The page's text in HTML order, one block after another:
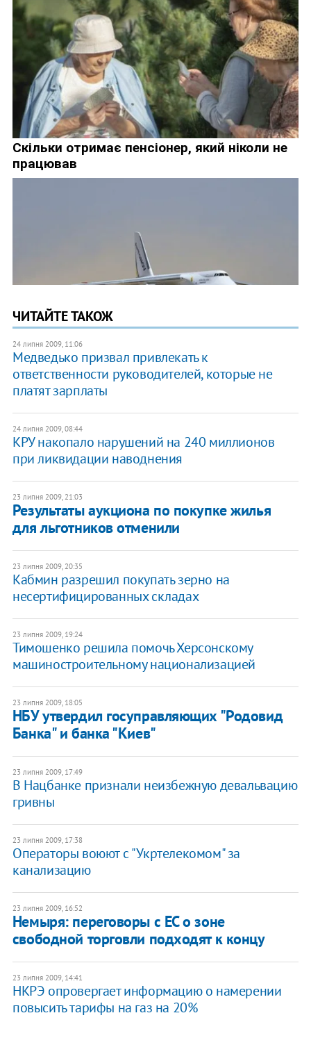
ЧИТАЙТЕ ТАКОЖ
24 липня 2009, 11:06
Медведько призвал привлекать к
ответственности руководителей, которые не
платят зарплаты
24 липня 2009, 08:44
КРУ накопало нарушений на 240 миллионов
при ликвидации наводнения
23 липня 2009, 21:03
Результаты аукциона по покупке жилья
для льготников отменили
23 липня 2009, 20:35
Кабмин разрешил покупать зерно на
несертифицированных складах
23 липня 2009, 19:24
Тимошенко решила помочь Херсонскому
машиностроительному национализацией
23 липня 2009, 18:05
НБУ утвердил госуправляющих "Родовид
Банка" и банка "Киев"
23 липня 2009, 17:49
В Нацбанке признали неизбежную девальвацию
гривны
23 липня 2009, 17:38
Операторы воюют с "Укртелекомом" за
канализацию
23 липня 2009, 16:52
Немыря: переговоры с ЕС о зоне
свободной торговли подходят к концу
23 липня 2009, 14:41
НКРЭ опровергает информацию о намерении
повысить тарифы на газ на 20%